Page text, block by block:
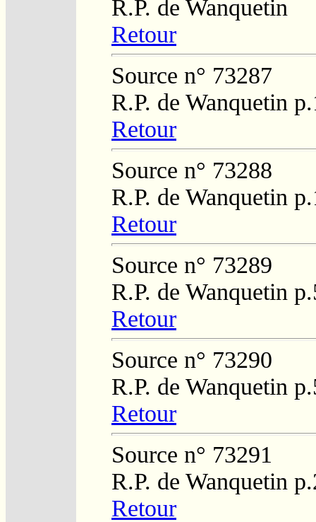
R.P. de Wanquetin
Retour
Source n° 73287
R.P. de Wanquetin
Retour
Source n° 73288
R.P. de Wanquetin
Retour
Source n° 73289
R.P. de Wanquetin
Retour
Source n° 73290
R.P. de Wanquetin
Retour
Source n° 73291
R.P. de Wanquetin
Retour